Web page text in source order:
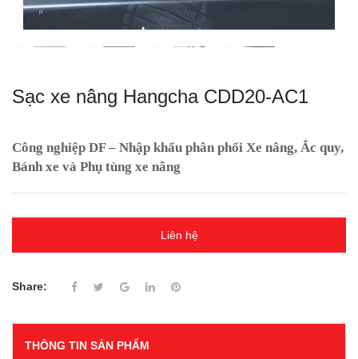
Sạc xe nâng Hangcha CDD20-AC1
Công nghiệp DF – Nhập khẩu phân phối Xe nâng, Ắc quy,
Bánh xe và Phụ tùng xe nâng
Liên hệ
Share:
THÔNG TIN SẢN PHẨM